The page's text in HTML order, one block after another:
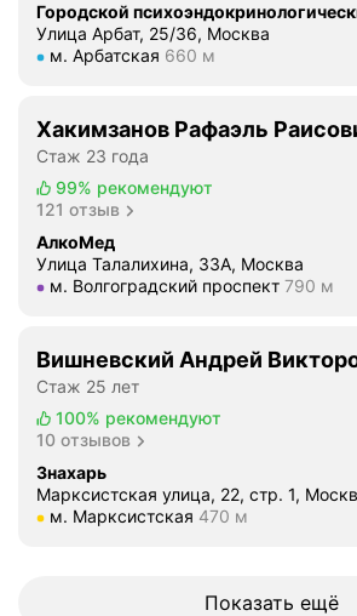
Городской
Улица Арбат, 25/36, Москва
Метро м. Арбатская Расстояние 660 м
м. Арбатская 660 м
Хакимзанов Рафаэль
Стаж 23 года
99% рекомендуют
121 отзыв
АлкоМед
Улица Талалихина, 33А, Москва
Метро м. Волгоградский проспект
м. Волгоградский проспект 790 м
Вишневский Андрей
Стаж 25 лет
100% рекомендуют
10 отзывов
Знахарь
Марксистская улица, 22, стр. 1,
Метро м. Марксистская Расстояние
м. Марксистская 470 м
Показать ещё